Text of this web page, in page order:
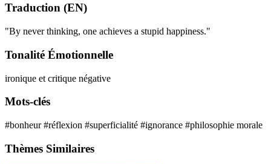
Traduction (EN)
"By never thinking, one achieves a stupid happiness."
Tonalité Émotionnelle
ironique et critique négative
Mots-clés
#bonheur#réflexion #superficialité #ignorance #philosophie morale
Thèmes Similaires